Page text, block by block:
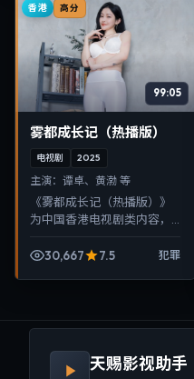
香港 高分
99:05
雾都成长记（热播版）
电视剧 2025
主演： 谭卓、黄渤 等
《雾都成长记（热播版）》
为中国香港电视剧类内容，
凑、画面清晰，适合移动端
30,667 7.5 犯罪
天赐影视助手